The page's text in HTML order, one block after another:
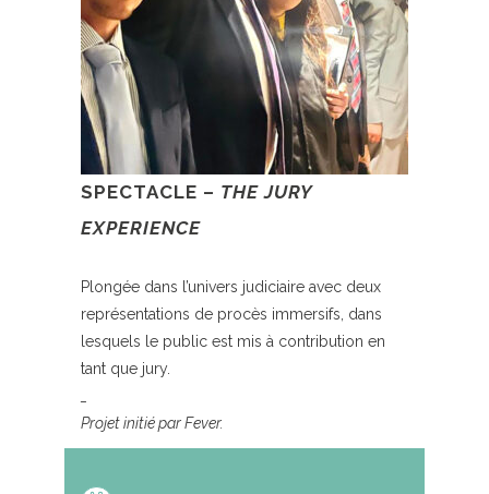
SPECTACLE – THE JURY
EXPERIENCE
Plongée dans l’univers judiciaire avec deux
représentations de procès immersifs, dans
lesquels le public est mis à contribution en
tant que jury.
Projet initié par Fever.